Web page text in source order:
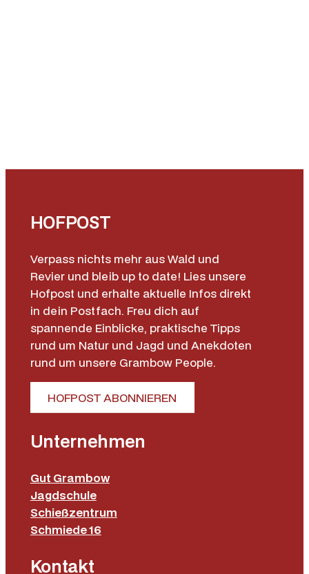
HOFPOST
Verpass nichts mehr aus Wald und
Revier und bleib up to date! Lies unsere
Hofpost und erhalte aktuelle Infos direkt
in dein Postfach. Freu dich auf
spannende Einblicke, praktische Tipps
rund um Natur und Jagd und Anekdoten
rund um unsere Grambow People.
HOFPOST ABONNIEREN
Unternehmen
Gut Grambow
Jagdschule
Schießzentrum
Schmiede 16
Kontakt